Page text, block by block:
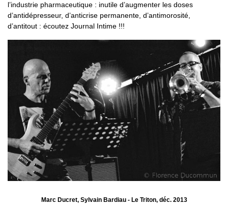
l’industrie pharmaceutique : inutile d’augmenter les doses
d’antidépresseur, d’anticrise permanente, d’antimorosité,
d’antitout : écoutez Journal Intime !!!
Marc Ducret, Sylvain Bardiau - Le Triton, déc. 2013